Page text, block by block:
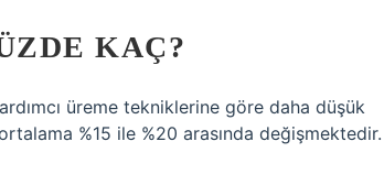
KAÇ?
üreme tekniklerine göre daha düşük
%15 ile %20 arasında değişmektedir.